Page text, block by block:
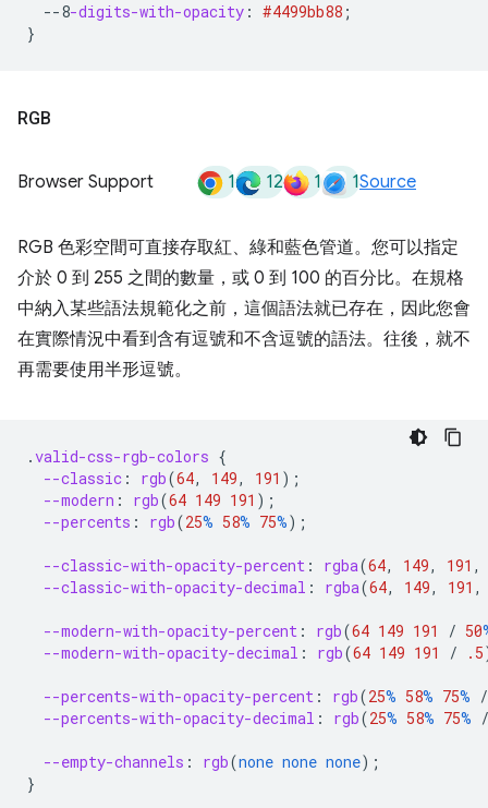
--8-digits-with-opacity : #4499bb88 ;
}
RGB
Browser Support 1 12 1 1Source
RGB 色彩空間可直接存取紅、綠和藍色管道。您可以指定
介於 0 到 255 之間的數量，或 0 到 100 的百分比。在規格
中納入某些語法規範化之前，這個語法就已存在，因此您會
在實際情況中看到含有逗號和不含逗號的語法。往後，就不
再需要使用半形逗號。
.valid-css-rgb-colors {
--classic : rgb(64, 149, 191 );
--modern : rgb(64 149 191 );
--percents : rgb(25% 58% 75%);
--classic-with-opacity-percent : rgba(64, 149, 191 ,
--classic-with-opacity-decimal : rgba(64, 149, 191 ,
--modern-with-opacity-percent : rgb(64 149 191 / 50
--modern-with-opacity-decimal : rgb(64 149 191 / .5
--percents-with-opacity-percent : rgb(25% 58% 75% /
--percents-with-opacity-decimal : rgb(25% 58% 75% /
--empty-channels : rgb(none none none);
}